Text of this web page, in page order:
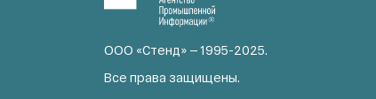
ООО «Стенд» — 1995-2025.
Все права защищены.